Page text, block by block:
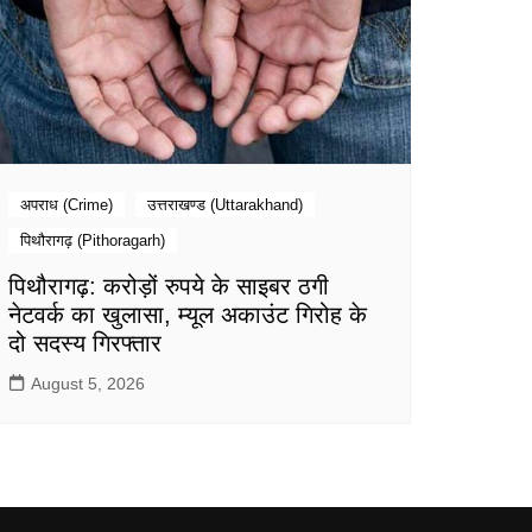
अपराध (Crime)
उत्तराखण्ड (Uttarakhand)
पिथौरागढ़ (Pithoragarh)
पिथौरागढ़: करोड़ों रुपये के साइबर ठगी
नेटवर्क का खुलासा, म्यूल अकाउंट गिरोह के
दो सदस्य गिरफ्तार
August 5, 2026